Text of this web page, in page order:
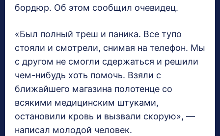
бордюр. Об этом сообщил очевидец.
«Был полный треш и паника. Все тупо
стояли и смотрели, снимая на телефон. Мы
с другом не смогли сдержаться и решили
чем-нибудь хоть помочь. Взяли с
ближайшего магазина полотенце со
всякими медицинским штуками,
остановили кровь и вызвали скорую», —
написал молодой человек.